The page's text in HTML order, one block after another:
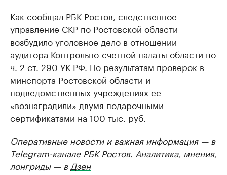
Как сообщал РБК Ростов, следственное
управление СКР по Ростовской области
возбудило уголовное дело в отношении
аудитора Контрольно-счетной палаты области по
ч. 2 ст. 290 УК РФ. По результатам проверок в
минспорта Ростовской области и
подведомственных учреждениях ее
«вознаградили» двумя подарочными
сертификатами на 100 тыс. руб.
Оперативные новости и важная информация — в
Telegram-канале РБК Ростов. Аналитика, мнения,
лонгриды — в Дзен